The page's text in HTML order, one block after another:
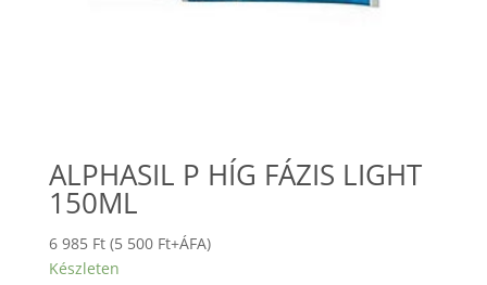
ALPHASIL P HÍG FÁZIS LIGHT
150ML
6 985 Ft (5 500 Ft+ÁFA)
Készleten